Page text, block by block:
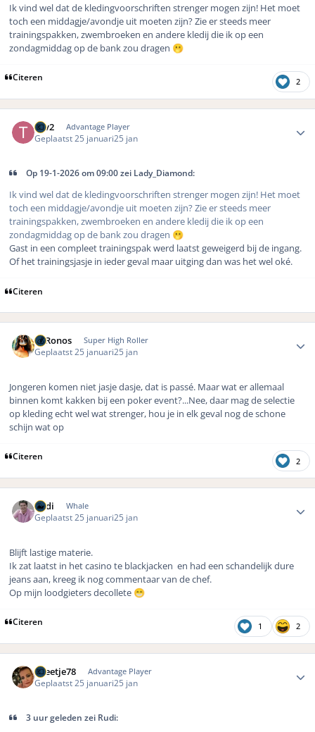
Ik vind wel dat de kledingvoorschriften strenger mogen zijn! Het moet
toch een middagje/avondje uit moeten zijn? Zie er steeds meer
trainingspakken, zwembroeken en andere kledij die ik op een
zondagmiddag op de bank zou dragen 🫢
Citeren 2
Tgv2 Advantage Player
Geplaatst 25 januari25 jan
Op 19-1-2026 om 09:00 zei Lady_Diamond:
Ik vind wel dat de kledingvoorschriften strenger mogen zijn! Het moet
toch een middagje/avondje uit moeten zijn? Zie er steeds meer
trainingspakken, zwembroeken en andere kledij die ik op een
zondagmiddag op de bank zou dragen 🫢
Gast in een compleet trainingspak werd laatst geweigerd bij de ingang.
Of het trainingsjasje in ieder geval maar uitging dan was het wel oké.
Citeren
K. Ronos Super High Roller
Geplaatst25 januari25 jan
Jongeren komen niet jasje dasje, dat is passé. Maar wat er allemaal
binnen komt kakken bij een poker event?...Nee, daar mag de selectie
op kleding echt wel wat strenger, hou je in elk geval nog de schone
schijn wat op
Citeren 2
Rudi Whale
Geplaatst25 januari25 jan
Blijft lastige materie.
Ik zat laatst in het casino te blackjacken en had een schandelijk dure
jeans aan, kreeg ik nog commentaar van de chef.
Op mijn loodgieters decollete 😁
Citeren 1 2
Greetje78 Advantage Player
Geplaatst25 januari25 jan
3 uur geleden zei Rudi: